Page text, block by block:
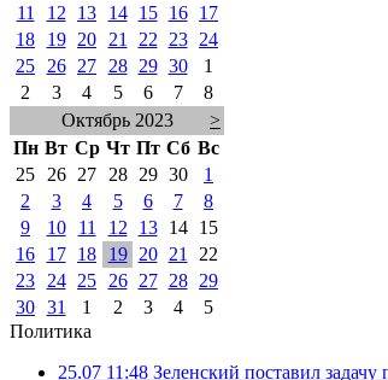
11
12 13 14 15 16
17
18
19 20 21 22 23
24
25
26 27 28 29 30
1
2
3 4 5 6 7
8
Октябрь 2023
>
Пн Вт Ср Чт Пт Сб Вс
25
26 27 28 29 30
1
2
3 4 5 6 7
8
9
10 11 12 13 14
15
16
17 18 19 20 21
22
23
24 25 26 27 28
29
30 31 1 2 3 4
5
Политика
25.07 11:48 Зеленский поставил